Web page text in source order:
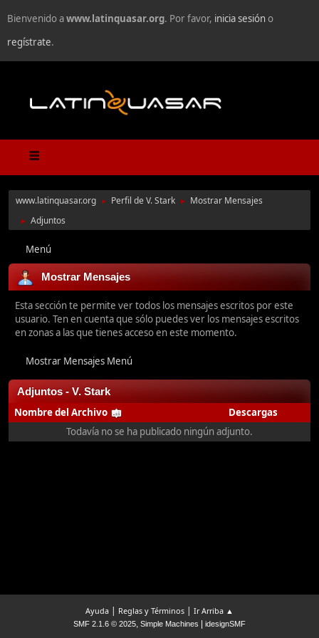
Bienvenido awww.latinquasar.org. Por favor, inicia sesióno
regístrate.
www.latinquasar.org ► Perfil de V. Stark ► Mostrar Mensajes
► Adjuntos
Menú
Mostrar Mensajes
Esta sección te permite ver todos los mensajes escritos por este
usuario. Ten en cuenta que sólo puedes ver los mensajes escritos
en zonas a las que tienes acceso en este momento.
Mostrar Mensajes Menú
Adjuntos - V. Stark
Nombre del Archivo
Descargas
Todavía no se ha publicado ningún adjunto.
Ayuda | Reglas y Términos | Ir Arriba ▲
SMF 2.1.6 © 2025, Simple Machines idesignSMF